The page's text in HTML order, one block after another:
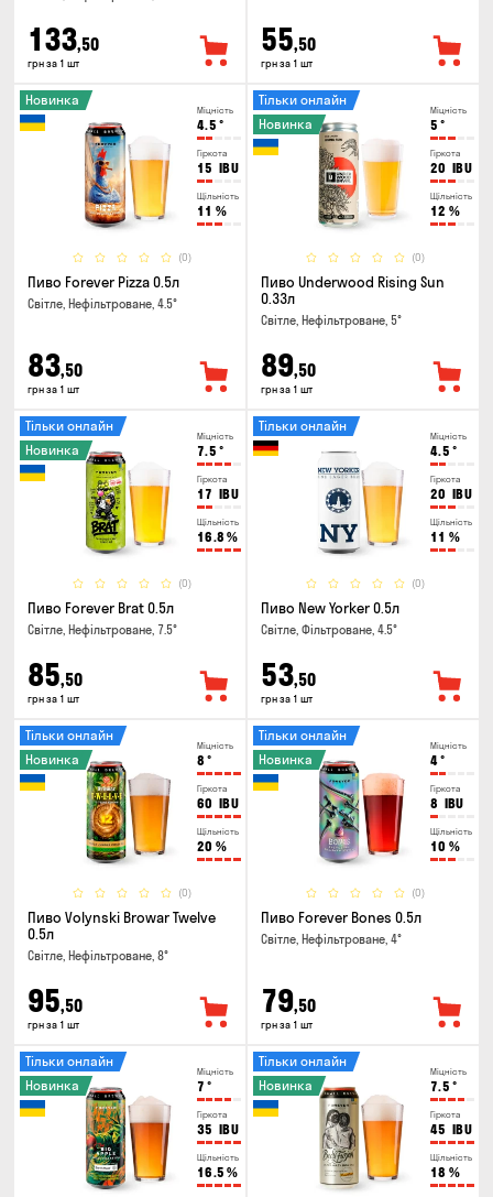
133,50
грн за 1 шт
55,50
грн за 1 шт
Міцність
4.5 °
Гіркота
15 IBU
Щільність
11 %
(0)
Новинка
Пиво Forever Pizza 0.5л
Світле, Нефільтроване, 4.5°
83,50
грн за 1 шт
Міцність
5 °
Гіркота
20 IBU
Щільність
12 %
(0)
Тільки онлайн
Новинка
Пиво Underwood Rising Sun
0.33л
Світле, Нефільтроване, 5°
89,50
грн за 1 шт
Міцність
7.5 °
Гіркота
17 IBU
Щільність
16.8 %
(0)
Тільки онлайн
Новинка
Пиво Forever Brat 0.5л
Світле, Нефільтроване, 7.5°
85,50
грн за 1 шт
Міцність
4.5 °
Гіркота
20 IBU
Щільність
11 %
(0)
Тільки онлайн
Пиво New Yorker 0.5л
Світле, Фільтроване, 4.5°
53,50
грн за 1 шт
Міцність
8 °
Гіркота
60 IBU
Щільність
20 %
(0)
Тільки онлайн
Новинка
Пиво Volynski Browar Twelve
0.5л
Світле, Нефільтроване, 8°
95,50
грн за 1 шт
Міцність
4°
Гіркота
8 IBU
Щільність
10 %
(0)
Тільки онлайн
Новинка
Пиво Forever Bones 0.5л
Світле, Нефільтроване, 4°
79,50
грн за 1 шт
Міцність
7 °
Гіркота
35 IBU
Щільність
16.5 %
Тільки онлайн
Новинка
Міцність
7.5 °
Гіркота
45 IBU
Щільність
18 %
Тільки онлайн
Новинка